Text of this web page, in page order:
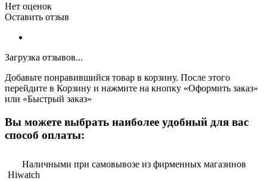
Нет оценок
Оставить отзыв
Загрузка отзывов...
Добавьте понравившийся товар в корзину. После этого
перейдите в Корзину и нажмите на кнопку «Оформить заказ»
или «Быстрый заказ»
Вы можете выбрать наиболее удобный для вас
способ оплаты:
Наличными при самовывозе из фирменных магазинов
Hiwatch